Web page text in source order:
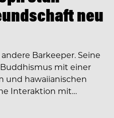
neu
Barkeeper. Seine
mit einer
und hawaiianischen
Interaktion mit…